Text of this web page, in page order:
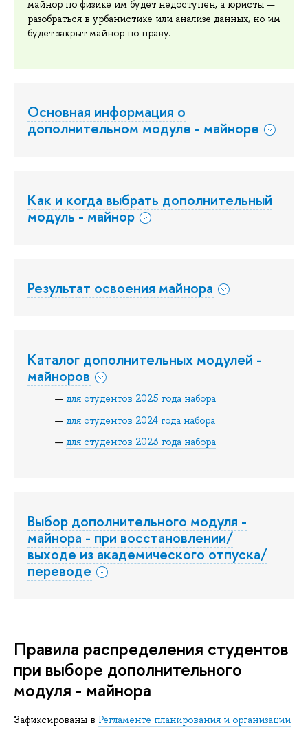
майнор по физике им будет недоступен, а юристы —
разобраться в урбанистике или анализе данных, но им
будет закрыт майнор по праву.
Основная информация о
дополнительном модуле - майноре
Как и когда выбрать дополнительный
модуль - майнор
Результат освоения майнора
Каталог дополнительных модулей -
майноров
для студентов 2025 года набора
для студентов 2024 года набора
для студентов 2023 года набора
Выбор дополнительного модуля -
майнора - при восстановлении/
выходе из академического отпуска/
переводе
Правила распределения студентов
при выборе дополнительного
модуля - майнора
Зафиксированы в Регламенте планирования и организации